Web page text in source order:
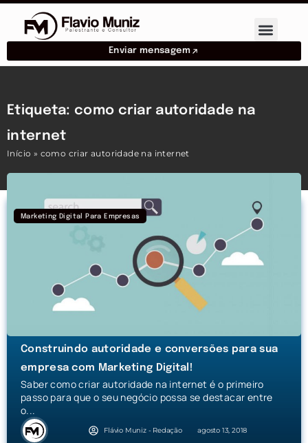
Enviar mensagem
Etiqueta: como criar autoridade na
internet
Início » como criar autoridade na internet
Marketing Digital Para Empresas
Construindo autoridade e conversões para sua
empresa com Marketing Digital!
Saber como criar autoridade na internet é o primeiro
passo para que o seu negócio possa se destacar entre
o...
Flávio Muniz - Redação agosto 13, 2018